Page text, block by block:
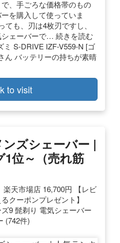
、手ごろな価格帯のもの
を購入して使っていま
も、刃は4枚刃ですし、
ェーバーで… 続きを読む
S-DRIVE IZF-V559-N [ゴ
ん バッテリーの持ちが素晴
to visit
ンズシェーバー |
1位～（売れ筋
天市場店 16,700円 【レビ
クーポンプレゼント】
9 髭剃り 電気シェーバー
(742件)